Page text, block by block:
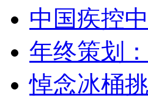
中国疾控
年终策划
悼念冰桶